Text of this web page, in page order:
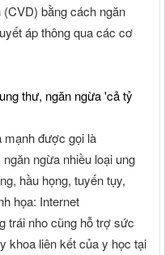
bằng cách ngăn
áp thông qua các cơ
mạnh được gọi là
ngừa nhiều loại ung
hầu họng, tuyến tụy,
họa: Internet
trái nho cũng hỗ trợ sức
khoa liên kết của y học tại